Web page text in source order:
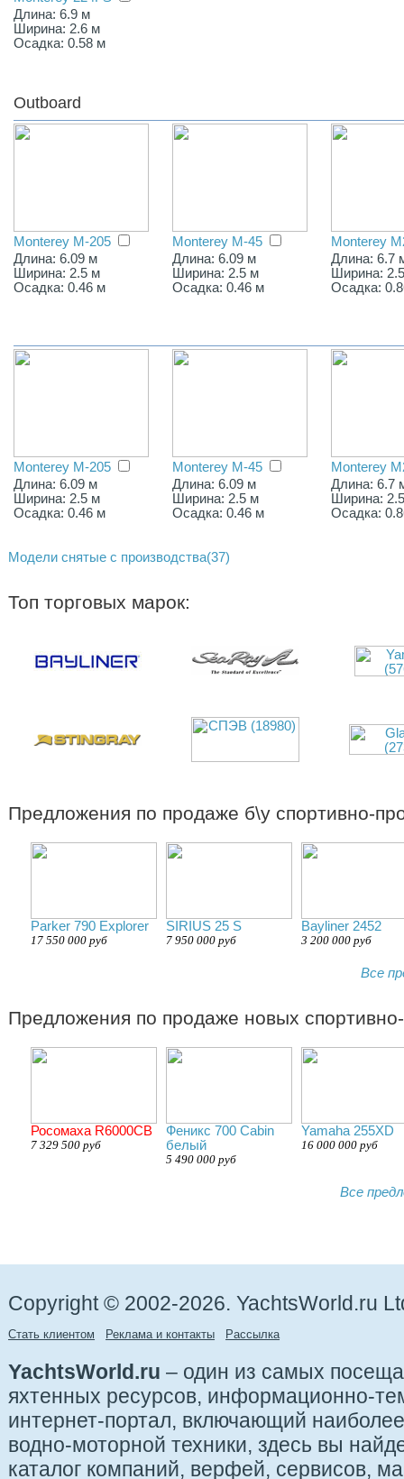
Длина: 6.9 м
Ширина: 2.6 м
Осадка: 0.58 м
Outboard
Monterey M-205
Длина: 6.09 м
Ширина: 2.5 м
Осадка: 0.46 м
Monterey M-45
Длина: 6.09 м
Ширина: 2.5 м
Осадка: 0.46 м
Monterey
Длина: 6.7
Ширина:
Осадка:
Monterey M-205
Длина: 6.09 м
Ширина: 2.5 м
Осадка: 0.46 м
Monterey M-45
Длина: 6.09 м
Ширина: 2.5 м
Осадка: 0.46 м
Monterey
Длина: 6.7
Ширина:
Осадка:
Модели снятые с производства(37)
Топ торговых марок:
Предложения по продаже б\у спортивно-
Parker 790 Explorer
17 550 000 руб
SIRIUS 25 S
7 950 000 руб
Bayliner 2452
3 200 000 руб
Все
Предложения по продаже новых
Росомаха R6000СВ
7 329 500 руб
Феникс 700 Cabin
белый
5 490 000 руб
Yamaha 255XD
16 000 000 руб
Все
Copyright © 2002-2026. YachtsWorld.ru
Стать клиентом Реклама и контакты Рассылка
YachtsWorld.ru – один из самых
яхтенных ресурсов, информационно-
интернет-портал, включающий
водно-моторной техники, здесь вы
каталог компаний, верфей, сервисов,